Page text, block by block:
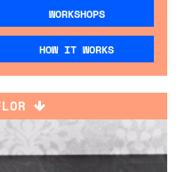
WORKSHOPS
HOW IT WORKS